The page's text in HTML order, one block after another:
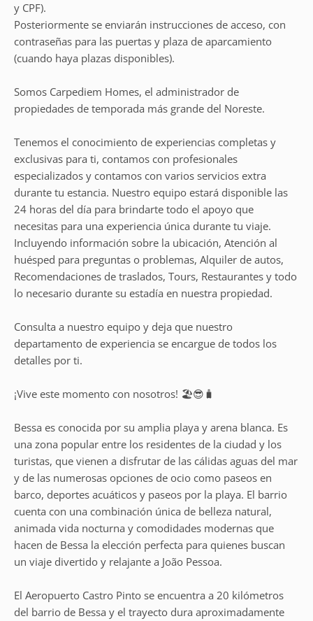
y CPF).
Posteriormente se enviarán instrucciones de acceso, con
contraseñas para las puertas y plaza de aparcamiento
(cuando haya plazas disponibles).
Somos Carpediem Homes, el administrador de
propiedades de temporada más grande del Noreste.
Tenemos el conocimiento de experiencias completas y
exclusivas para ti, contamos con profesionales
especializados y contamos con varios servicios extra
durante tu estancia. Nuestro equipo estará disponible las
24 horas del día para brindarte todo el apoyo que
necesitas para una experiencia única durante tu viaje.
Incluyendo información sobre la ubicación, Atención al
huésped para preguntas o problemas, Alquiler de autos,
Recomendaciones de traslados, Tours, Restaurantes y todo
lo necesario durante su estadía en nuestra propiedad.
Consulta a nuestro equipo y deja que nuestro
departamento de experiencia se encargue de todos los
detalles por ti.
¡Vive este momento con nosotros! 🏖️😎🧳
Bessa es conocida por su amplia playa y arena blanca. Es
una zona popular entre los residentes de la ciudad y los
turistas, que vienen a disfrutar de las cálidas aguas del mar
y de las numerosas opciones de ocio como paseos en
barco, deportes acuáticos y paseos por la playa. El barrio
cuenta con una combinación única de belleza natural,
animada vida nocturna y comodidades modernas que
hacen de Bessa la elección perfecta para quienes buscan
un viaje divertido y relajante a João Pessoa.
El Aeropuerto Castro Pinto se encuentra a 20 kilómetros
del barrio de Bessa y el trayecto dura aproximadamente